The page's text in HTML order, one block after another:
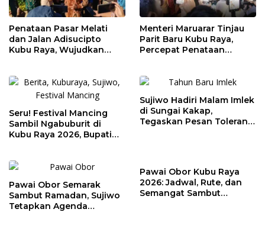
Penataan Pasar Melati
dan Jalan Adisucipto
Kubu Raya, Wujudkan
Menteri Maruarar Tinjau
Parit Baru Kubu Raya,
Percepat Penataan
Seru! Festival Mancing
Sambil Ngabuburit di
Kubu Raya 2026, Bupati
Sujiwo Hadiri Malam Imlek
di Sungai Kakap,
Tegaskan Pesan Toleransi
Pawai Obor Semarak
Sambut Ramadan, Sujiwo
Tetapkan Agenda
Pawai Obor Kubu Raya
2026: Jadwal, Rute, dan
Semangat Sambut